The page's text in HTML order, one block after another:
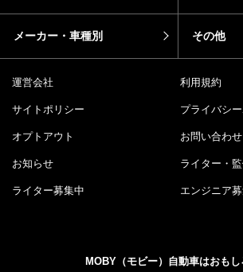
メーカー・車種別 その他
運営会社 利用規約
サイトポリシー プライバシ
オプトアウト お問い合わせ
お知らせ ライター・
ライター募集中 エンジニア
MOBY（モビー）自動車はおもし